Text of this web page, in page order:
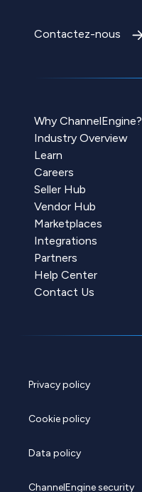
Contactez-nous
Why ChannelEngine?
Industry Overview
Learn
Careers
Seller Hub
Vendor Hub
Marketplaces
Integrations
Partners
Help Center
Contact Us
Privacy policy
Cookie policy
Data policy
ChannelEngine security